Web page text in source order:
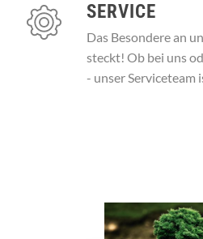
SERVICE
Das Besondere an
steckt! Ob bei uns
- unser Serviceteam